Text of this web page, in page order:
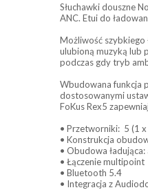
Słuchawki douszne
ANC. Etui do
Możliwość szybkiego
ulubioną muzyką lub
podczas gdy tryb
Wbudowana funkcja
dostosowanymi
FoKus Rex5
• Przetworniki: 5 (1
• Konstrukcja
• Obudowa
• Łączenie multipoint
• Bluetooth 5.4
• Integracja z